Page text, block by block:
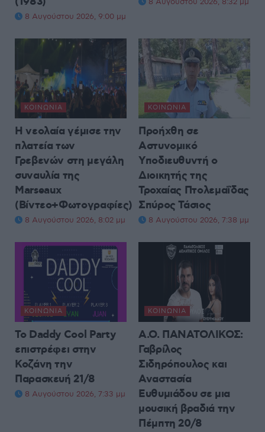
8 Αυγούστου 2026, 9:00 μμ
ΚΟΙΝΩΝΊΑ
Η νεολαία γέμισε την
πλατεία των
Γρεβενών στη μεγάλη
συναυλία της
Marseaux
(Βίντεο+Φωτογραφίες)
8 Αυγούστου 2026, 8:02 μμ
ΚΟΙΝΩΝΊΑ
Προήχθη σε
Αστυνομικό
Υποδιευθυντή ο
Διοικητής της
Τροχαίας Πτολεμαΐδας
Σπύρος Τάσιος
8 Αυγούστου 2026, 7:38 μμ
ΚΟΙΝΩΝΊΑ
Το Daddy Cool Party
επιστρέφει στην
Κοζάνη την
Παρασκευή 21/8
8 Αυγούστου 2026, 7:33 μμ
ΚΟΙΝΩΝΊΑ
Α.Ο. ΠΑΝΑΤΟΛΙΚΟΣ:
Γαβρίλος
Σιδηρόπουλος και
Αναστασία
Ευθυμιάδου σε μια
μουσική βραδιά την
Πέμπτη 20/8